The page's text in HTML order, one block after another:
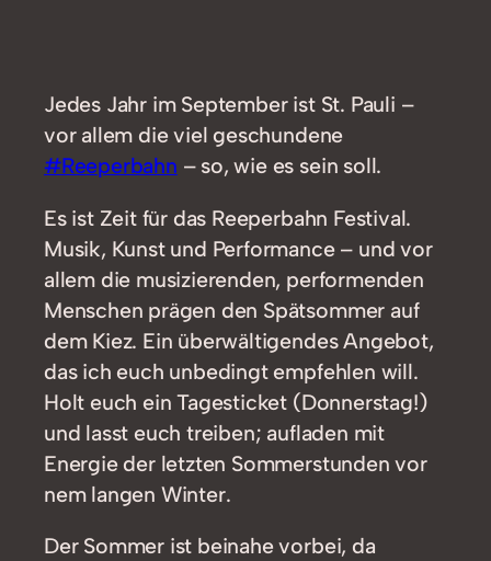
Jedes Jahr im September ist St. Pauli –
vor allem die viel geschundene
#Reeperbahn – so, wie es sein soll.
Es ist Zeit für das Reeperbahn Festival.
Musik, Kunst und Performance – und vor
allem die musizierenden, performenden
Menschen prägen den Spätsommer auf
dem Kiez. Ein überwältigendes Angebot,
das ich euch unbedingt empfehlen will.
Holt euch ein Tagesticket (Donnerstag!)
und lasst euch treiben; aufladen mit
Energie der letzten Sommerstunden vor
nem langen Winter.
Der Sommer ist beinahe vorbei, da